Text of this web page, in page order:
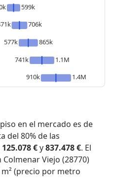
599k
706k
577k
865k
741k
1.1M
910k
1.4M
en el mercado es de
del 80% de las
125.078 €y837.478 €. El
Viejo (28770)
(precio por metro